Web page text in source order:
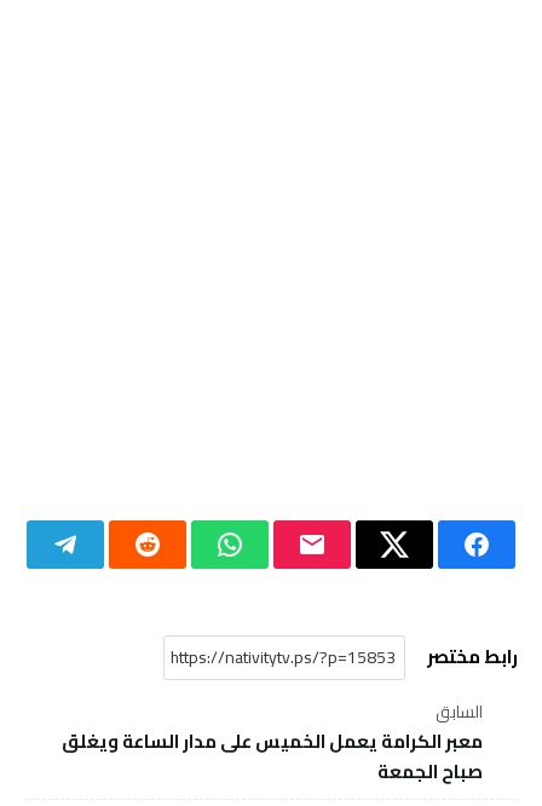
رابط مختصر
السابق
معبر الكرامة يعمل الخميس على مدار الساعة ويغلق
صباح الجمعة